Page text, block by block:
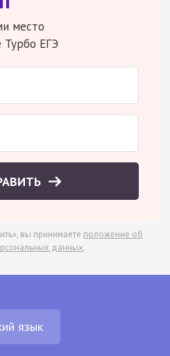
место
Турбо ЕГЭ
вы принимаете положение об
данных.
язык